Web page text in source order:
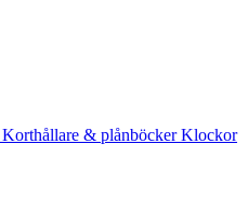
Korthållare & plånböckerKlockor